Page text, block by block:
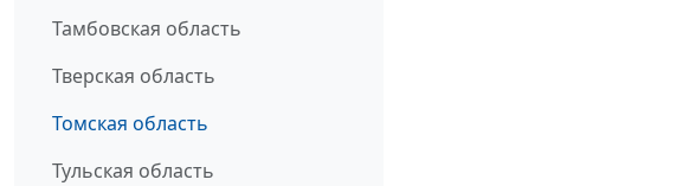
Тамбовская область
Тверская область
Томская область
Тульская область